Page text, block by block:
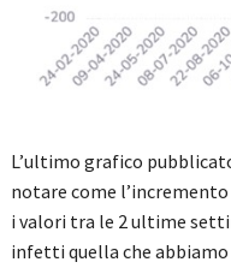
L’ultimo grafico
notare come
i valori tra le 2 ultime
infetti quella che abbiamo